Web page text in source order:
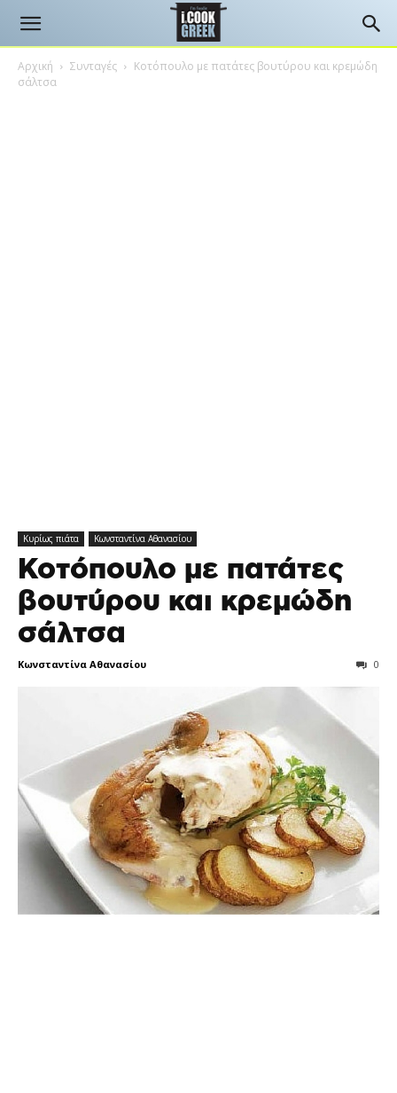
Αρχική Συνταγές
Κοτόπουλο με πατάτες βουτύρου και κρεμώδη
σάλτσα
Κυρίως πιάτα Κωνσταντίνα Αθανασίου
Κοτόπουλο με πατάτες
βουτύρου και κρεμώδη
σάλτσα
Κωνσταντίνα Αθανασίου 0